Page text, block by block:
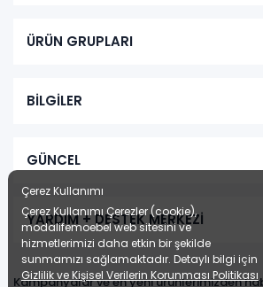
ÜRÜN GRUPLARI
BİLGİLER
GÜNCEL
YARDIM + DESTEK MERKEZİ
Kampanyalar ve en yeni ürünlerimizden
Çerez Kullanımı
Çerez Kullanımı Çerezler (cookie),
modalifemoebel web sitesini ve
hizmetlerimizi daha etkin bir şekilde
sunmamızı sağlamaktadır. Detaylı bilgi için
Gizlilik ve Kişisel Verilerin Korunması Politikası